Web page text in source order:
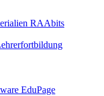
RAAbits
EduPage